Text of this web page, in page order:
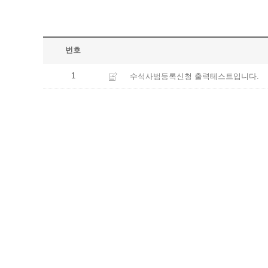
번호
1 수석사범등록신청 출력테스트입니다.